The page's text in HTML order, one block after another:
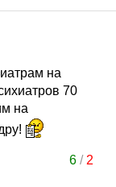
на
70
на
6/ 2